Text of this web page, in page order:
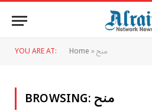
YOU ARE AT: Home»منح
BROWSING:منح